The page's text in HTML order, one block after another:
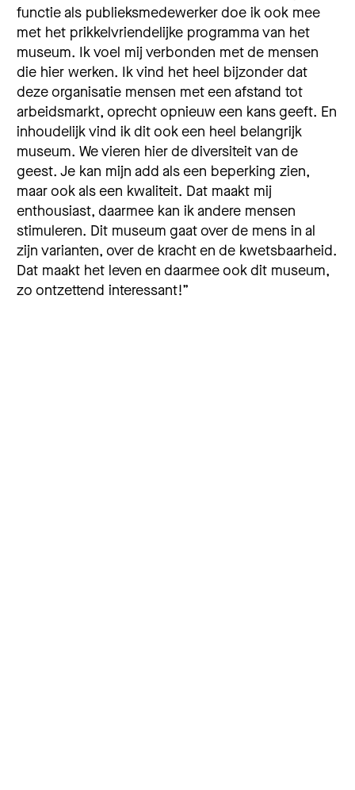
functie als publieksmedewerker doe ik ook mee
met het prikkelvriendelijke programma van het
museum. Ik voel mij verbonden met de mensen
die hier werken. Ik vind het heel bijzonder dat
deze organisatie mensen met een afstand tot
arbeidsmarkt, oprecht opnieuw een kans geeft. En
inhoudelijk vind ik dit ook een heel belangrijk
museum. We vieren hier de diversiteit van de
geest. Je kan mijn add als een beperking zien,
maar ook als een kwaliteit. Dat maakt mij
enthousiast, daarmee kan ik andere mensen
stimuleren. Dit museum gaat over de mens in al
zijn varianten, over de kracht en de kwetsbaarheid.
Dat maakt het leven en daarmee ook dit museum,
zo ontzettend interessant!”